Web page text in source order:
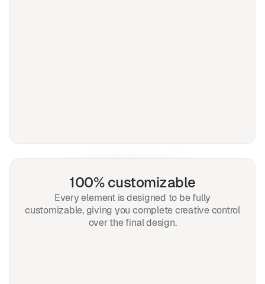
100% customizable
Every element is designed to be fully
customizable, giving you complete creative control
over the final design.